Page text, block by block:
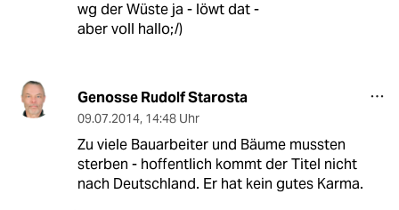
wg der Wüste ja - löwt dat -
aber voll hallo;/)
Genosse Rudolf Starosta
09.07.2014, 14:48 Uhr
Zu viele Bauarbeiter und Bäume mussten
sterben - hoffentlich kommt der Titel nicht
nach Deutschland. Er hat kein gutes Karma.